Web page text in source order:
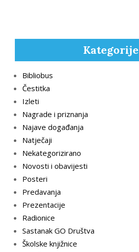
Kategorije
Bibliobus
Čestitka
Izleti
Nagrade i priznanja
Najave događanja
Natječaji
Nekategorizirano
Novosti i obavijesti
Posteri
Predavanja
Prezentacije
Radionice
Sastanak GO Društva
Školske knjižnice